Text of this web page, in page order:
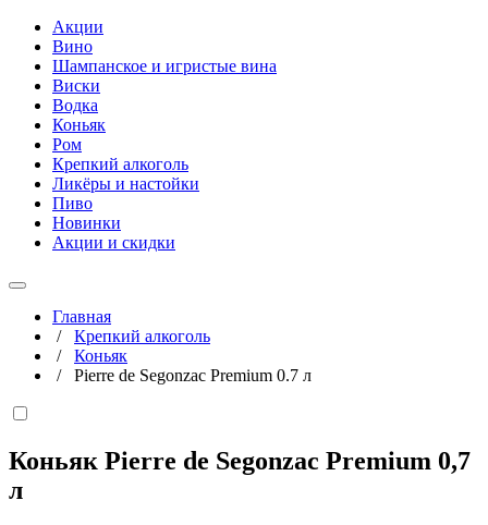
Акции
Вино
Шампанское и игристые вина
Виски
Водка
Коньяк
Ром
Крепкий алкоголь
Ликёры и настойки
Пиво
Новинки
Акции и скидки
Главная
/ Крепкий алкоголь
/ Коньяк
/ Pierre de Segonzac Premium 0.7 л
Коньяк Pierre de Segonzac Premium 0,7
л